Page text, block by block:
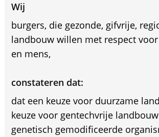
Wij
burgers, die gezonde, gifvrije,
landbouw willen met respect
en mens,
constateren dat:
dat een keuze voor duurzame
keuze voor gentechvrije
genetisch gemodificeerde